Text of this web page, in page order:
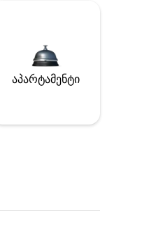
აპარტამენტი